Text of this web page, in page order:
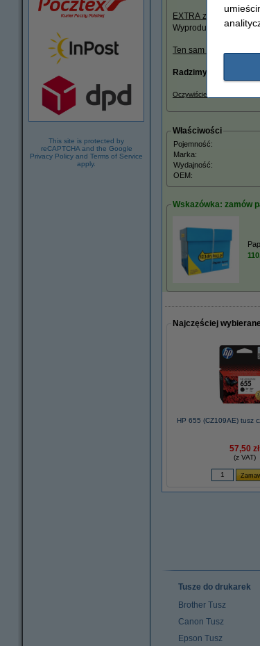
This site is protected by
reCAPTCHA and the Google
Privacy Policy and Terms of Service
apply.
EXTRA zwiększona
Wyprodukowany
Ten sam poziom
Radzimy Państwu
Oczywiście, także na ten
Właściwości
Pojemność:
Marka:
Wydajność:
OEM:
Wskazówka: zamów
Najczęściej
HP 655 (CZ109AE) tusz
57,50 zł
(z VAT)
Tusze do drukarek
Brother Tusz
Canon Tusz
Epson Tusz